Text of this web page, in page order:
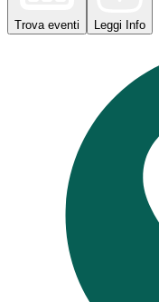
Trova eventi Leggi Info